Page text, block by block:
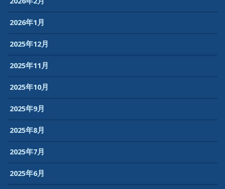
2026年1月
2025年12月
2025年11月
2025年10月
2025年9月
2025年8月
2025年7月
2025年6月